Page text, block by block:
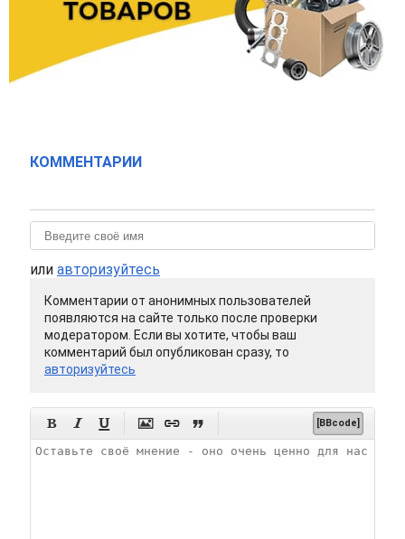
КОММЕНТАРИИ
или авторизуйтесь
Комментарии от анонимных пользователей
появляются на сайте только после проверки
модератором. Если вы хотите, чтобы ваш
комментарий был опубликован сразу, то
авторизуйтесь
      [BBcode]